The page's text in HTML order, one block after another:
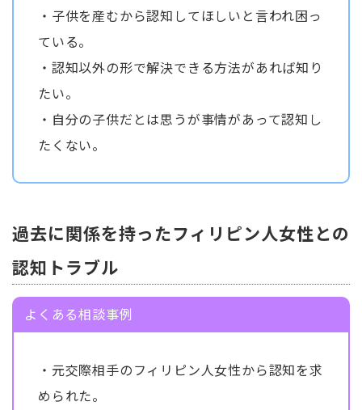
・子供を産むから認知してほしいと言われ困っ
ている。
・認知以外の形で解決できる方法があれば知り
たい。
・自分の子供だとは思うが事情があって認知し
たくない。
過去に関係を持ったフィリピン人女性との
認知トラブル
よくある相談事例
・元交際相手のフィリピン人女性から認知を求
められた。